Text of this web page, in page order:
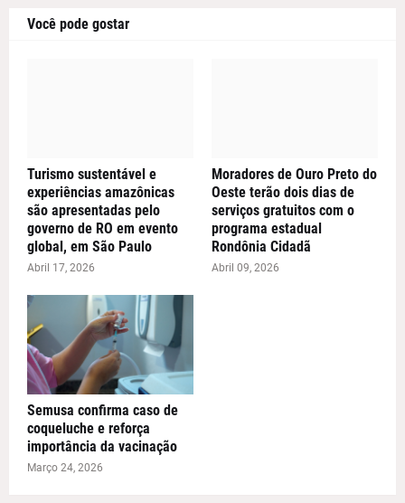
Você pode gostar
Turismo sustentável e
experiências amazônicas
são apresentadas pelo
governo de RO em evento
global, em São Paulo
Abril 17, 2026
Moradores de Ouro Preto do
Oeste terão dois dias de
serviços gratuitos com o
programa estadual
Rondônia Cidadã
Abril 09, 2026
Semusa confirma caso de
coqueluche e reforça
importância da vacinação
Março 24, 2026